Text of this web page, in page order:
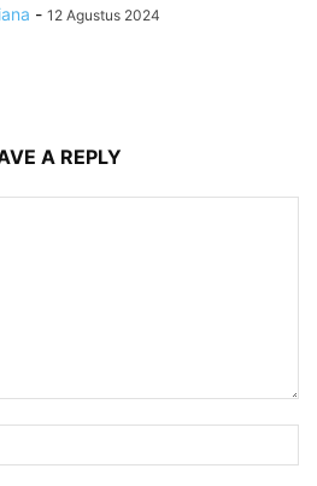
- 12 Agustus 2024
A REPLY